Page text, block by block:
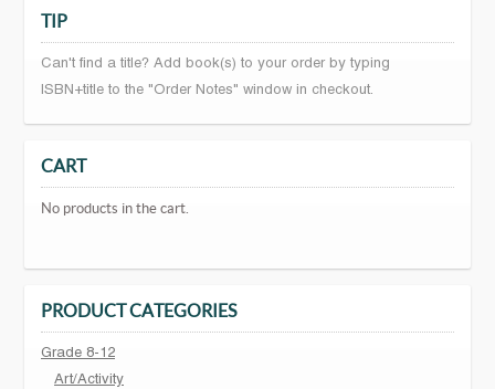
TIP
Can't find a title? Add book(s) to your order by typing
ISBN+title to the "Order Notes" window in checkout.
CART
No products in the cart.
PRODUCT CATEGORIES
Grade 8-12
Art/Activity